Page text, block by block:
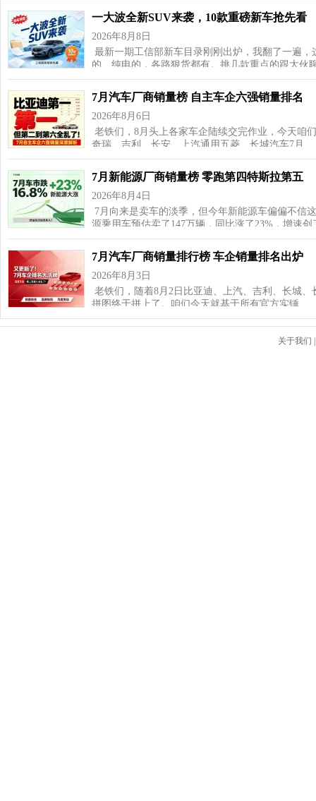
一大波全新SUV来袭，10款重磅新车抢先看
2026年8月8日
最新一期工信部新车目录刚刚出炉，我翻了一遍
的、纯电的，各路狠货都有。挑几款重点的跟大伙
7月汽车厂商销量榜 自主车企六强销量排名
2026年8月6日
老铁们，8月头上各家车企陆续交完作业，今天
奇瑞、吉利、长安、上汽通用五菱、长城汽车7月…
7月新能源厂商销量榜 零跑第四特斯拉第五
2026年8月4日
7月向来是卖车的淡季，但今年新能源车偏偏不信
源乘用车预估卖了147万辆，同比涨了23%，增速
7月汽车厂商销量排行榜 车企销量排名出炉
2026年8月3日
老铁们，随着8月2日比亚迪、上汽、吉利、长城
拼图终于拼上了。咱们今天就基于所有官方实锤…
关于我们